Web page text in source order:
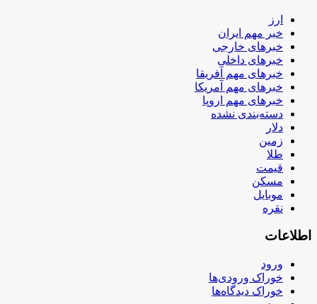
ارز
خبر مهم ایران
خبرهای خارجی
خبرهای داخلی
خبرهای مهم آفریقا
خبرهای مهم آمریکا
خبرهای مهم اروپا
دسته‌بندی نشده
دلار
زمین
طلا
قیمت
مسکن
موبایل
نقره
اطلاعات
ورود
خوراک ورودی‌ها
خوراک دیدگاه‌ها